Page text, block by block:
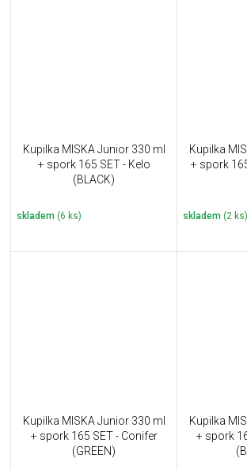
Kupilka MISKA Junior 330 ml
+ spork 165 SET - Kelo
(BLACK)
skladem (6 ks)
Kupilka
+ spork
skladem (2 ks)
Kupilka MISKA Junior 330 ml
+ spork 165 SET - Conifer
(GREEN)
Kupilka
+ spork